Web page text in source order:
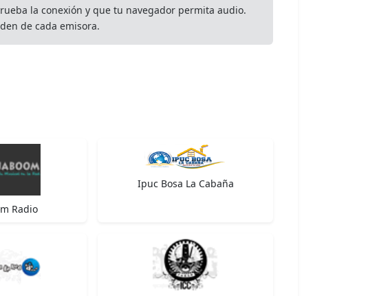
la conexión y que tu navegador permita audio.
de cada emisora.
Radio
Ipuc Bosa La Cabaña